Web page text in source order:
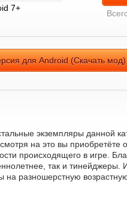
7+
для Android (Скачать мод)
экземпляры данной
на это вы приобретёте
происходящего в игре.
так и тинейджеры.
на разношерстную